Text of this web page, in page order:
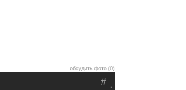
обсудить фото (0)
.
#